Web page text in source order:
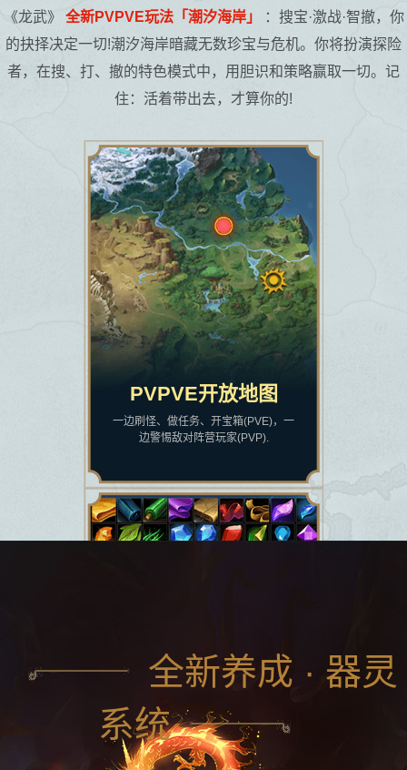
《龙武》 全新PVPVE玩法「潮汐海岸」
：搜宝·激战·智撤，你
的抉择决定一切!潮汐海岸暗藏无数珍宝与危机。你将扮演探险
者，在搜、打、撤的特色模式中，用胆识和策略赢取一切。记
住：活着带出去，才算你的!
PVPVE开放地图
一边刷怪、做任务、开宝箱(PVE)，一
边警惕敌对阵营玩家(PVP).
临时背包
全新养成 · 器灵
系统